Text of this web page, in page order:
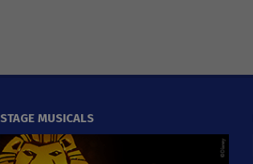
STAGE MUSICALS